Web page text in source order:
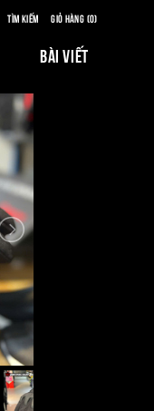
Tìm kiếm Giỏ hàng (0)
BÀI VIẾT